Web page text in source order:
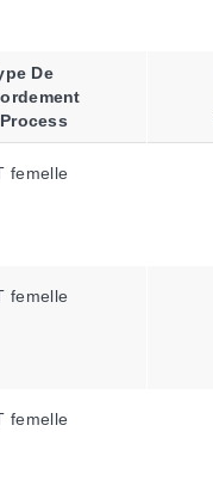
De
femelle
femelle
femelle